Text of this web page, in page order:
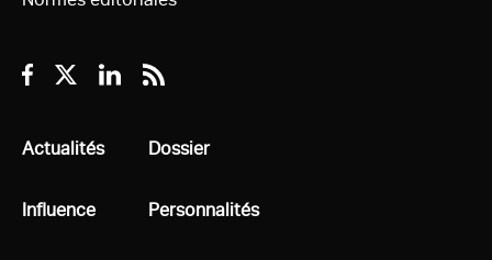
Facebook
TwitterLinkedin
RSS
Tous
Actualités
Tous
Influence
Tous
Dossier
Tous
Personnalités